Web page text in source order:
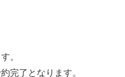
。
完了となります。